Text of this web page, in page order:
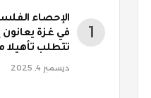
في غزة
تتطلب تأهيلا
ديسمبر 4, 2025